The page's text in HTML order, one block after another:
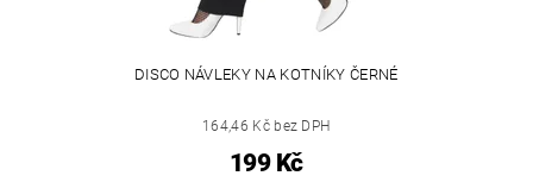
DISCO NÁVLEKY NA KOTNÍKY ČERNÉ
164,46 Kč bez DPH
199 Kč